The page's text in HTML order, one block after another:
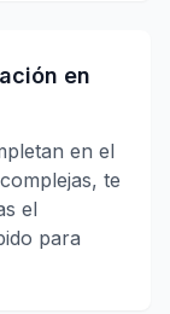
en
en el
te
el
para